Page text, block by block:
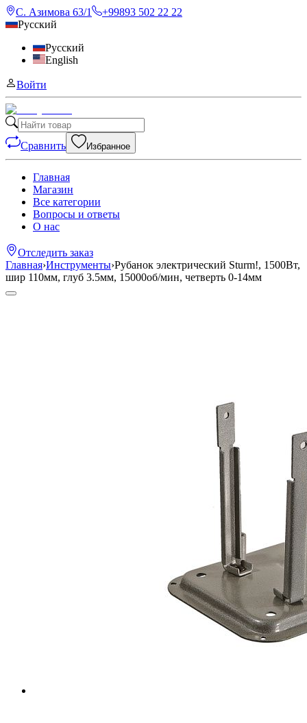
С. Азимова 63/1
+99893 502 22 22
Русский
Русский
English
Войти
Сравнить Избранное
Главная
Магазин
Все категории
Вопросы и ответы
О нас
Отследить заказ
Главная›Инструменты›Рубанок электрический Sturm!, 1500Вт,
шир 110мм, глуб 3.5мм, 15000об/мин, четверть 0-14мм